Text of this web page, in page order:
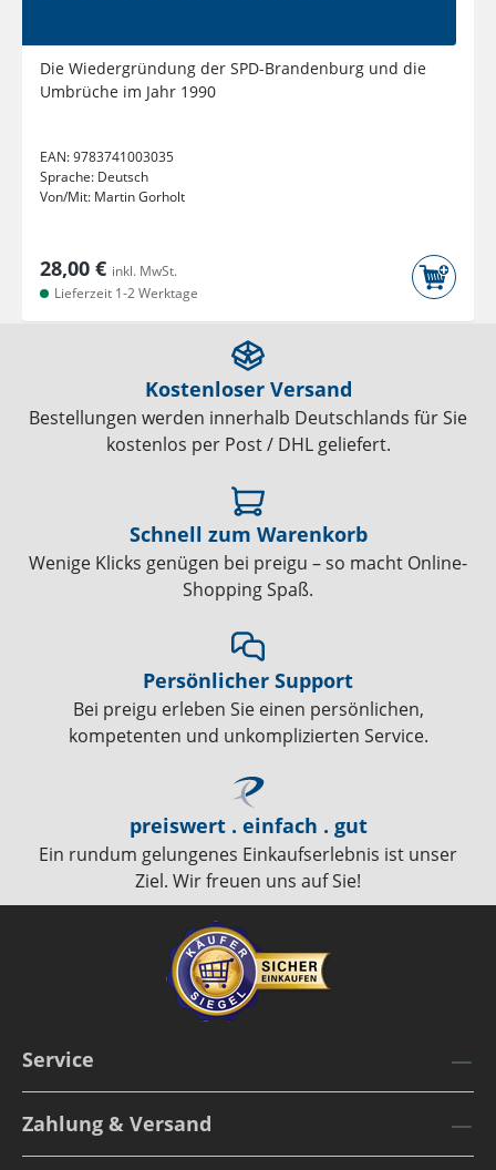
Die Wiedergründung der SPD-Brandenburg und die
Umbrüche im Jahr 1990
EAN:9783741003035
Sprache: Deutsch
Von/Mit: Martin Gorholt
28,00 € inkl. MwSt.
Lieferzeit 1-2 Werktage
Kostenloser Versand
Bestellungen werden innerhalb Deutschlands für Sie
kostenlos per Post / DHL geliefert.
Schnell zum Warenkorb
Wenige Klicks genügen bei preigu – so macht Online-
Shopping Spaß.
Persönlicher Support
Bei preigu erleben Sie einen persönlichen,
kompetenten und unkomplizierten Service.
preiswert . einfach . gut
Ein rundum gelungenes Einkaufserlebnis ist unser
Ziel. Wir freuen uns auf Sie!
Service
Zahlung & Versand